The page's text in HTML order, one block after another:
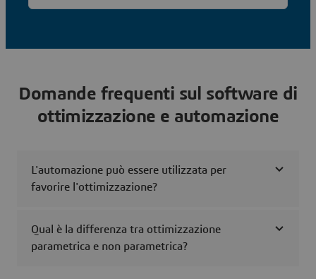
formulated using displacement constraints. In
where each node is displaced independently. For
the shape optimization the mesh is adapted by
Domande frequenti sul software di
ottimizzazione e automazione
L'automazione può essere utilizzata per
favorire l'ottimizzazione?
Qual è la differenza tra ottimizzazione
parametrica e non parametrica?